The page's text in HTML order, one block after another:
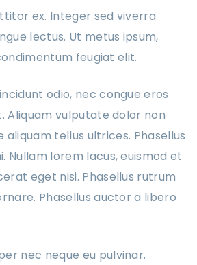
ex. Integer sed viverra
lectus. Ut metus ipsum,
feugiat elit.
odio, nec congue eros
Aliquam vulputate dolor non
tellus ultrices. Phasellus
Nullam lorem lacus, euismod et
eget nisi. Phasellus rutrum
Phasellus auctor a libero
nec neque eu pulvinar.